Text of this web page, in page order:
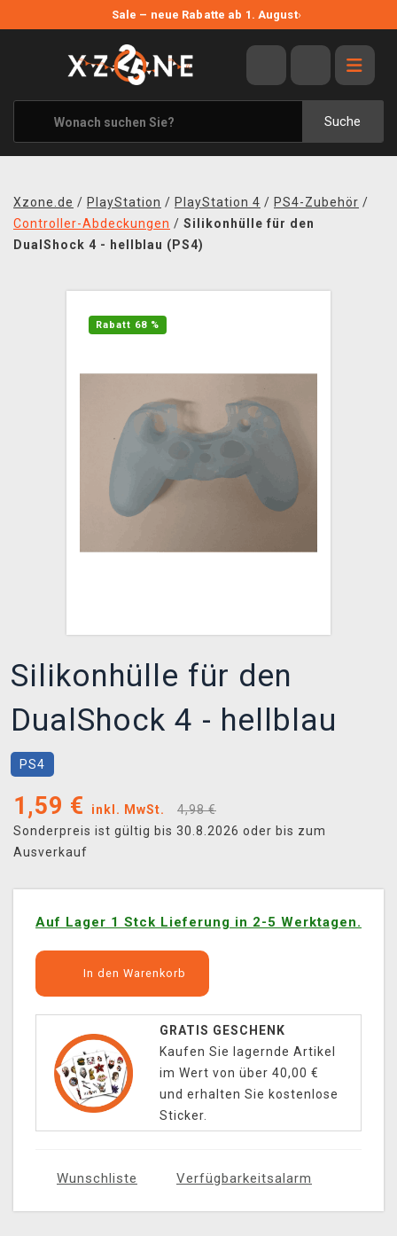
Sale – neue Rabatte ab 1. August›
Suche
ANGEBOTE
ALLE MARKEN
XZONE ORIGINALS
KLEIDUNG & ACCESSOIRES
BÜCHER & COMICS
VERSAND
Xzone.de / PlayStation / PlayStation 4 / PS4-Zubehör /
Controller-Abdeckungen / Silikonhülle für den
DualShock 4 - hellblau (PS4)
Rabatt 68 %
Silikonhülle für den
DualShock 4 - hellblau
PS4
1,59 € inkl. MwSt.
4,98 €
Sonderpreis ist gültig bis 30.8.2026 oder bis zum
Ausverkauf
Auf Lager 1 Stck Lieferung in 2-5 Werktagen.
In den Warenkorb
GRATIS GESCHENK
Kaufen Sie lagernde Artikel
im Wert von über 40,00 €
und erhalten Sie kostenlose
Sticker.
Wunschliste Verfügbarkeitsalarm